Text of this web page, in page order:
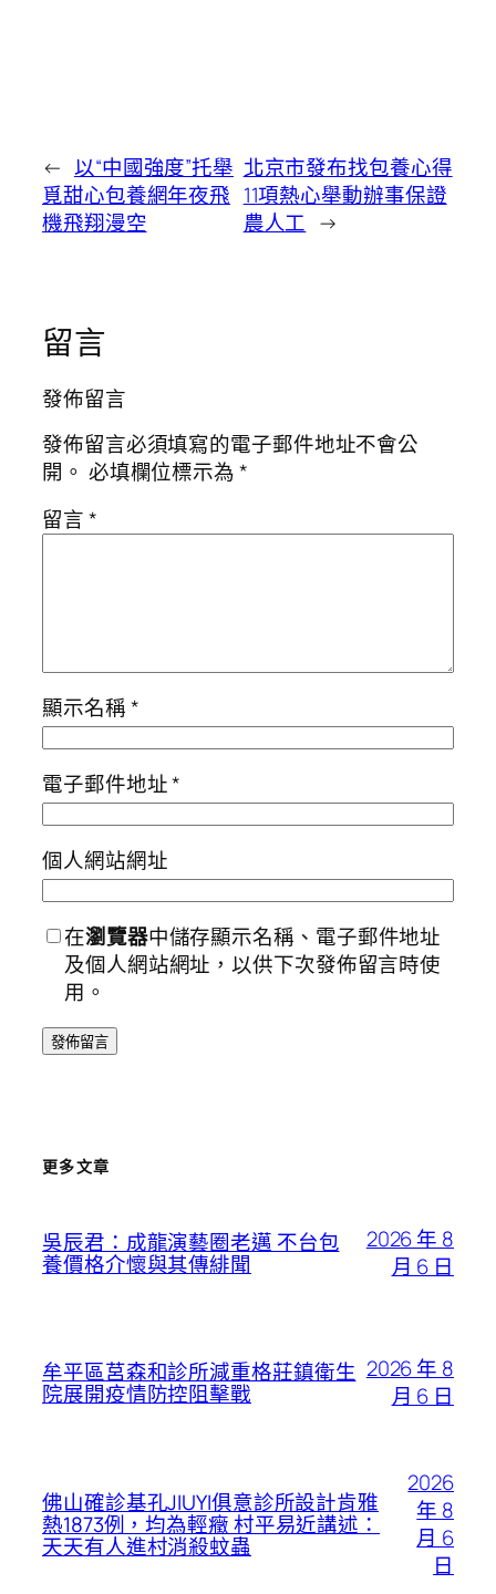
← 以“中國強度”托舉
覓甜心包養網年夜飛
機飛翔漫空
北京市發布找包養心得
11項熱心舉動辦事保證
農人工 →
留言
發佈留言
發佈留言必須填寫的電子郵件地址不會公
開。 必填欄位標示為*
留言*
顯示名稱*
電子郵件地址*
個人網站網址
在瀏覽器中儲存顯示名稱、電子郵件地址
及個人網站網址，以供下次發佈留言時使
用。
更多文章
吳辰君：成龍演藝圈老邁 不台包
養價格介懷與其傳緋聞
2026 年 8
月 6 日
牟平區莒森和診所減重格莊鎮衛生
院展開疫情防控阻擊戰
2026 年 8
月 6 日
佛山確診基孔JIUYI俱意診所設計肯雅
熱1873例，均為輕癥 村平易近講述：
天天有人進村消殺蚊蟲
2026
年 8
月 6
日